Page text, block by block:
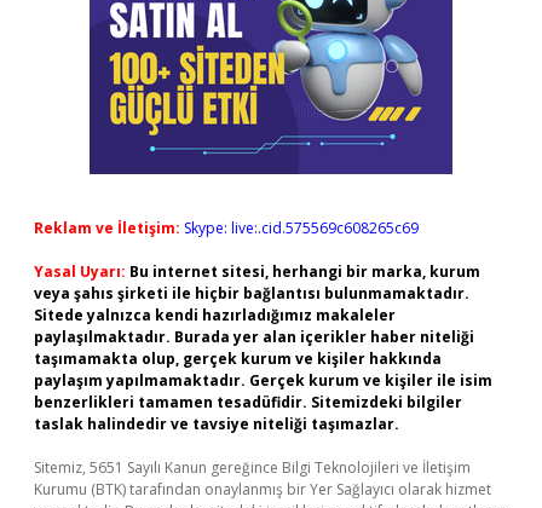
Reklam ve İletişim: Skype: live:.cid.575569c608265c69
Yasal Uyarı: Bu internet sitesi, herhangi bir marka, kurum
veya şahıs şirketi ile hiçbir bağlantısı bulunmamaktadır.
Sitede yalnızca kendi hazırladığımız makaleler
paylaşılmaktadır. Burada yer alan içerikler haber niteliği
taşımamakta olup, gerçek kurum ve kişiler hakkında
paylaşım yapılmamaktadır. Gerçek kurum ve kişiler ile isim
benzerlikleri tamamen tesadüfidir. Sitemizdeki bilgiler
taslak halindedir ve tavsiye niteliği taşımazlar.
Sitemiz, 5651 Sayılı Kanun gereğince Bilgi Teknolojileri ve İletişim
Kurumu (BTK) tarafından onaylanmış bir Yer Sağlayıcı olarak hizmet